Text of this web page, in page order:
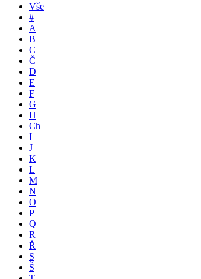
Vše
#
A
B
C
Č
D
E
F
G
H
Ch
I
J
K
L
M
N
O
P
Q
R
Ř
S
Š